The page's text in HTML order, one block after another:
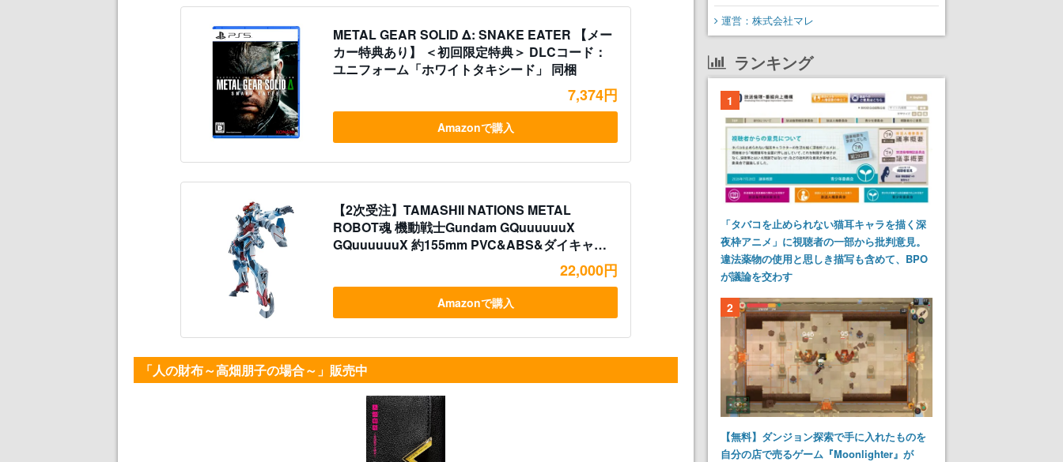
METAL GEAR SOLID Δ: SNAKE EATER 【メー
カー特典あり】 ＜初回限定特典＞ DLCコード：
ユニフォーム「ホワイトタキシード」 同梱
7,374円
Amazonで購入
【2次受注】TAMASHII NATIONS METAL
ROBOT魂 機動戦士Gundam GQuuuuuuX
GQuuuuuuX 約155mm PVC&ABS&ダイキャス
22,000円
Amazonで購入
「人の財布～高畑朋子の場合～」販売中
運営：株式会社マレ
ランキング
1
「タバコを止められない猫耳キャラを描く深
夜枠アニメ」に視聴者の一部から批判意見。
違法薬物の使用と思しき描写も含めて、BPO
が議論を交わす
2
【無料】ダンジョン探索で手に入れたものを
自分の店で売るゲーム『Moonlighter』が